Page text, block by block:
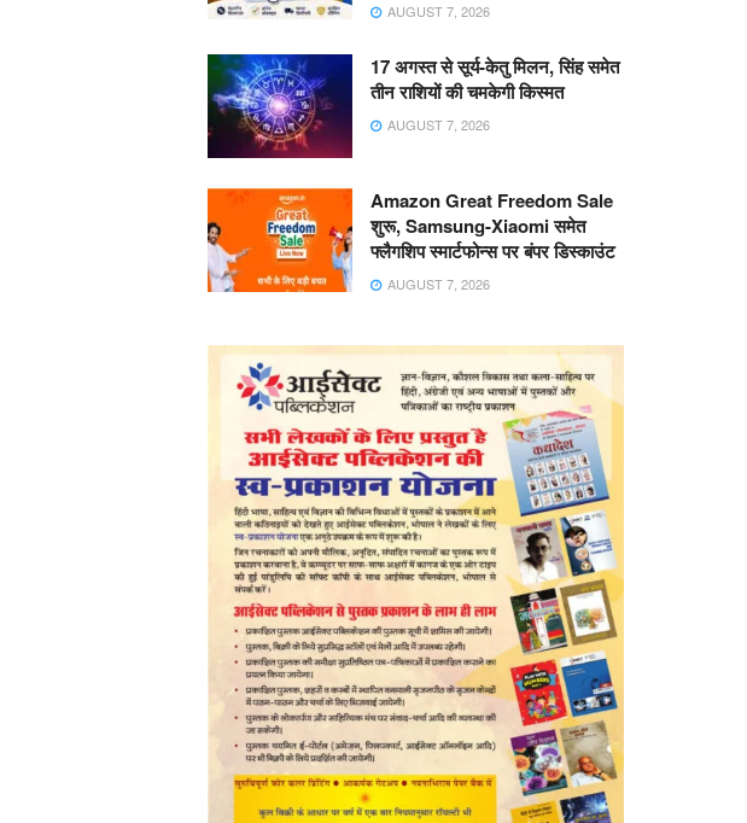
AUGUST 7, 2026
17 अगस्त से सूर्य-केतु मिलन, सिंह समेत
तीन राशियों की चमकेगी किस्मत
AUGUST 7, 2026
Amazon Great Freedom Sale
शुरू, Samsung-Xiaomi समेत
फ्लैगशिप स्मार्टफोन्स पर बंपर डिस्काउंट
AUGUST 7, 2026